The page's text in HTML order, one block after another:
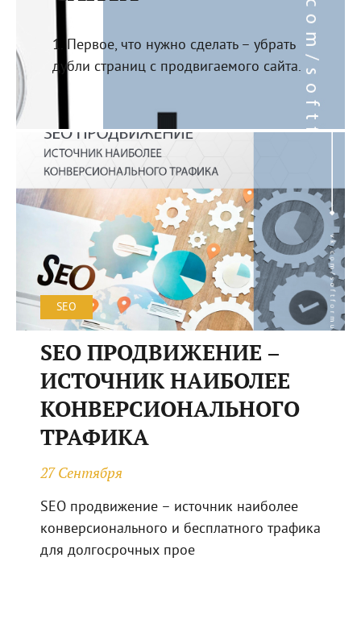
1. Первое, что нужно сделать – убрать
дубли страниц с продвигаемого сайта.
SEO
SEO ПРОДВИЖЕНИЕ –
ИСТОЧНИК НАИБОЛЕЕ
КОНВЕРСИОНАЛЬНОГО
ТРАФИКА
27 Сентября
SEO продвижение – источник наиболее
конверсионального и бесплатного трафика
для долгосрочных прое